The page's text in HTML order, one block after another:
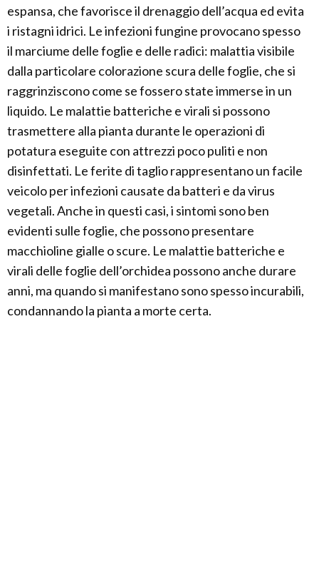
espansa, che favorisce il drenaggio dell’acqua ed evita
i ristagni idrici. Le infezioni fungine provocano spesso
il marciume delle foglie e delle radici: malattia visibile
dalla particolare colorazione scura delle foglie, che si
raggrinziscono come se fossero state immerse in un
liquido. Le malattie batteriche e virali si possono
trasmettere alla pianta durante le operazioni di
potatura eseguite con attrezzi poco puliti e non
disinfettati. Le ferite di taglio rappresentano un facile
veicolo per infezioni causate da batteri e da virus
vegetali. Anche in questi casi, i sintomi sono ben
evidenti sulle foglie, che possono presentare
macchioline gialle o scure. Le malattie batteriche e
virali delle foglie dell’orchidea possono anche durare
anni, ma quando si manifestano sono spesso incurabili,
condannando la pianta a morte certa.